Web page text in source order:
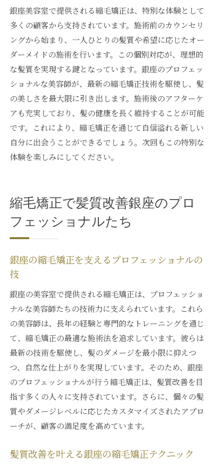
銀座美容室で提供される縮毛矯正は、特別な体験として
多くの顧客から支持されています。施術前のカウンセリ
ングから始まり、一人ひとりの髪質や希望に応じたオー
ダーメイドの施術を行います。この個別対応が、理想的
な髪質を実現する鍵となっています。銀座のプロフェッ
ショナルな美容師が、最新の縮毛矯正技術を駆使し、髪
の美しさを最大限に引き出します。施術後のアフターケ
アも充実しており、髪の健康を長く維持することが可能
です。これにより、縮毛矯正を通じて自信溢れる新しい
自分に出会うことができるでしょう。次回もこの特別な
体験を楽しみにしてください。
縮毛矯正で髪質改善銀座のプロ
フェッショナルたち
銀座の縮毛矯正を支えるプロフェッショナルの
技
銀座の美容室で提供される縮毛矯正は、プロフェッショ
ナルな美容師たちの技術力に支えられています。これら
の美容師は、長年の経験と専門的なトレーニングを通じ
て、縮毛矯正の最適な施術法を追求しています。彼らは
最新の技術を駆使し、髪のダメージを最小限に抑えつ
つ、自然な仕上がりを実現しています。そのため、銀座
のプロフェッショナルが行う縮毛矯正は、髪質改善を目
指す多くの人々に支持されています。さらに、個々の髪
質やダメージレベルに応じたカスタマイズされたアプロ
ーチが、顧客の満足度を高めています。
髪質改善を叶える銀座の縮毛矯正テクニック